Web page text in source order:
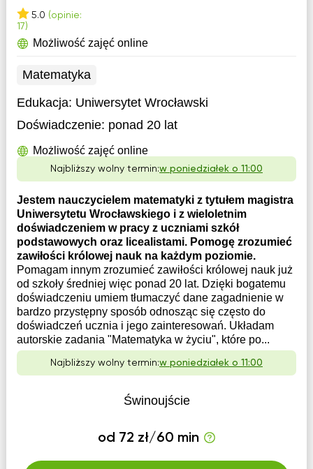
5.0 (opinie:
17)
Możliwość zajęć online
Matematyka
Edukacja: Uniwersytet Wrocławski
Doświadczenie: ponad 20 lat
Możliwość zajęć online
Najbliższy wolny termin:w poniedziałek o 11:00
Jestem nauczycielem matematyki z tytułem magistra
Uniwersytetu Wrocławskiego i z wieloletnim
doświadczeniem w pracy z uczniami szkół
podstawowych oraz licealistami. Pomogę zrozumieć
zawiłości królowej nauk na każdym poziomie.
Pomagam innym zrozumieć zawiłości królowej nauk już
od szkoły średniej więc ponad 20 lat. Dzięki bogatemu
doświadczeniu umiem tłumaczyć dane zagadnienie w
bardzo przystępny sposób odnosząc się często do
doświadczeń ucznia i jego zainteresowań. Układam
autorskie zadania "Matematyka w życiu", które po...
Najbliższy wolny termin:w poniedziałek o 11:00
Świnoujście
od 72 zł/60 min